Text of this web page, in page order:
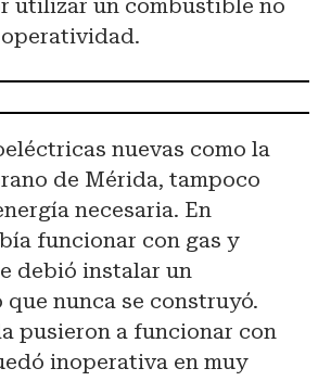
utilizar un combustible no
nuevas como la
de Mérida, tampoco
necesaria. En
funcionar con gas y
debió instalar un
que nunca se construyó.
pusieron a funcionar con
inoperativa en muy